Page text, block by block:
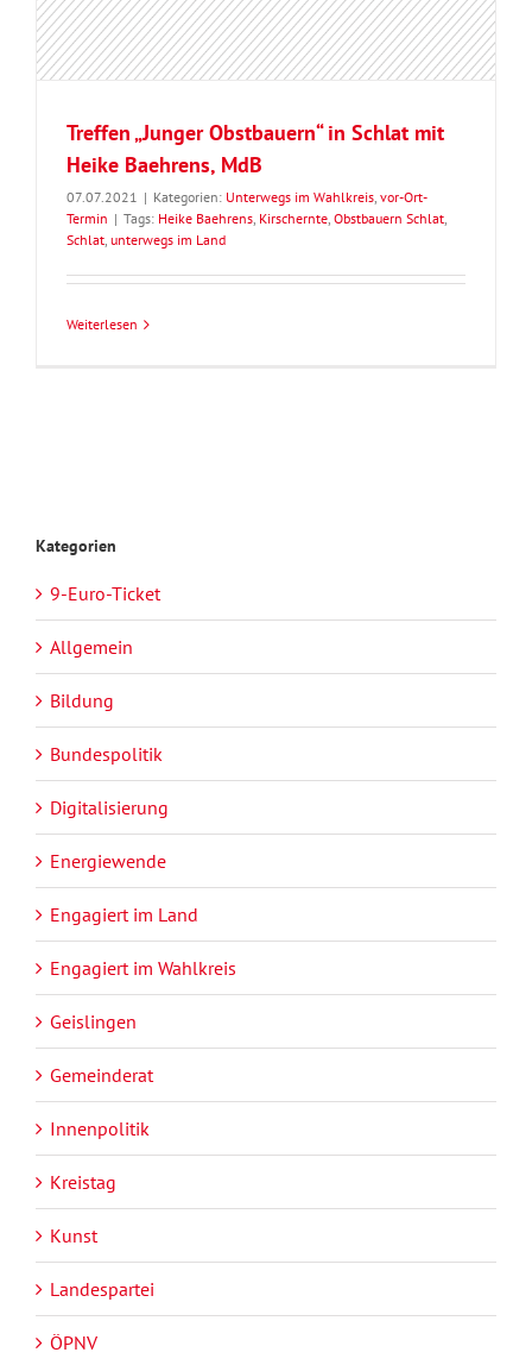
Treffen „Junger Obstbauern“ in Schlat mit
Heike Baehrens, MdB
07.07.2021 | Kategorien: Unterwegs im Wahlkreis, vor-Ort-
Termin | Tags: Heike Baehrens, Kirschernte, Obstbauern Schlat,
Schlat, unterwegs im Land
Weiterlesen
Kategorien
9-Euro-Ticket
Allgemein
Bildung
Bundespolitik
Digitalisierung
Energiewende
Engagiert im Land
Engagiert im Wahlkreis
Geislingen
Gemeinderat
Innenpolitik
Kreistag
Kunst
Landespartei
ÖPNV